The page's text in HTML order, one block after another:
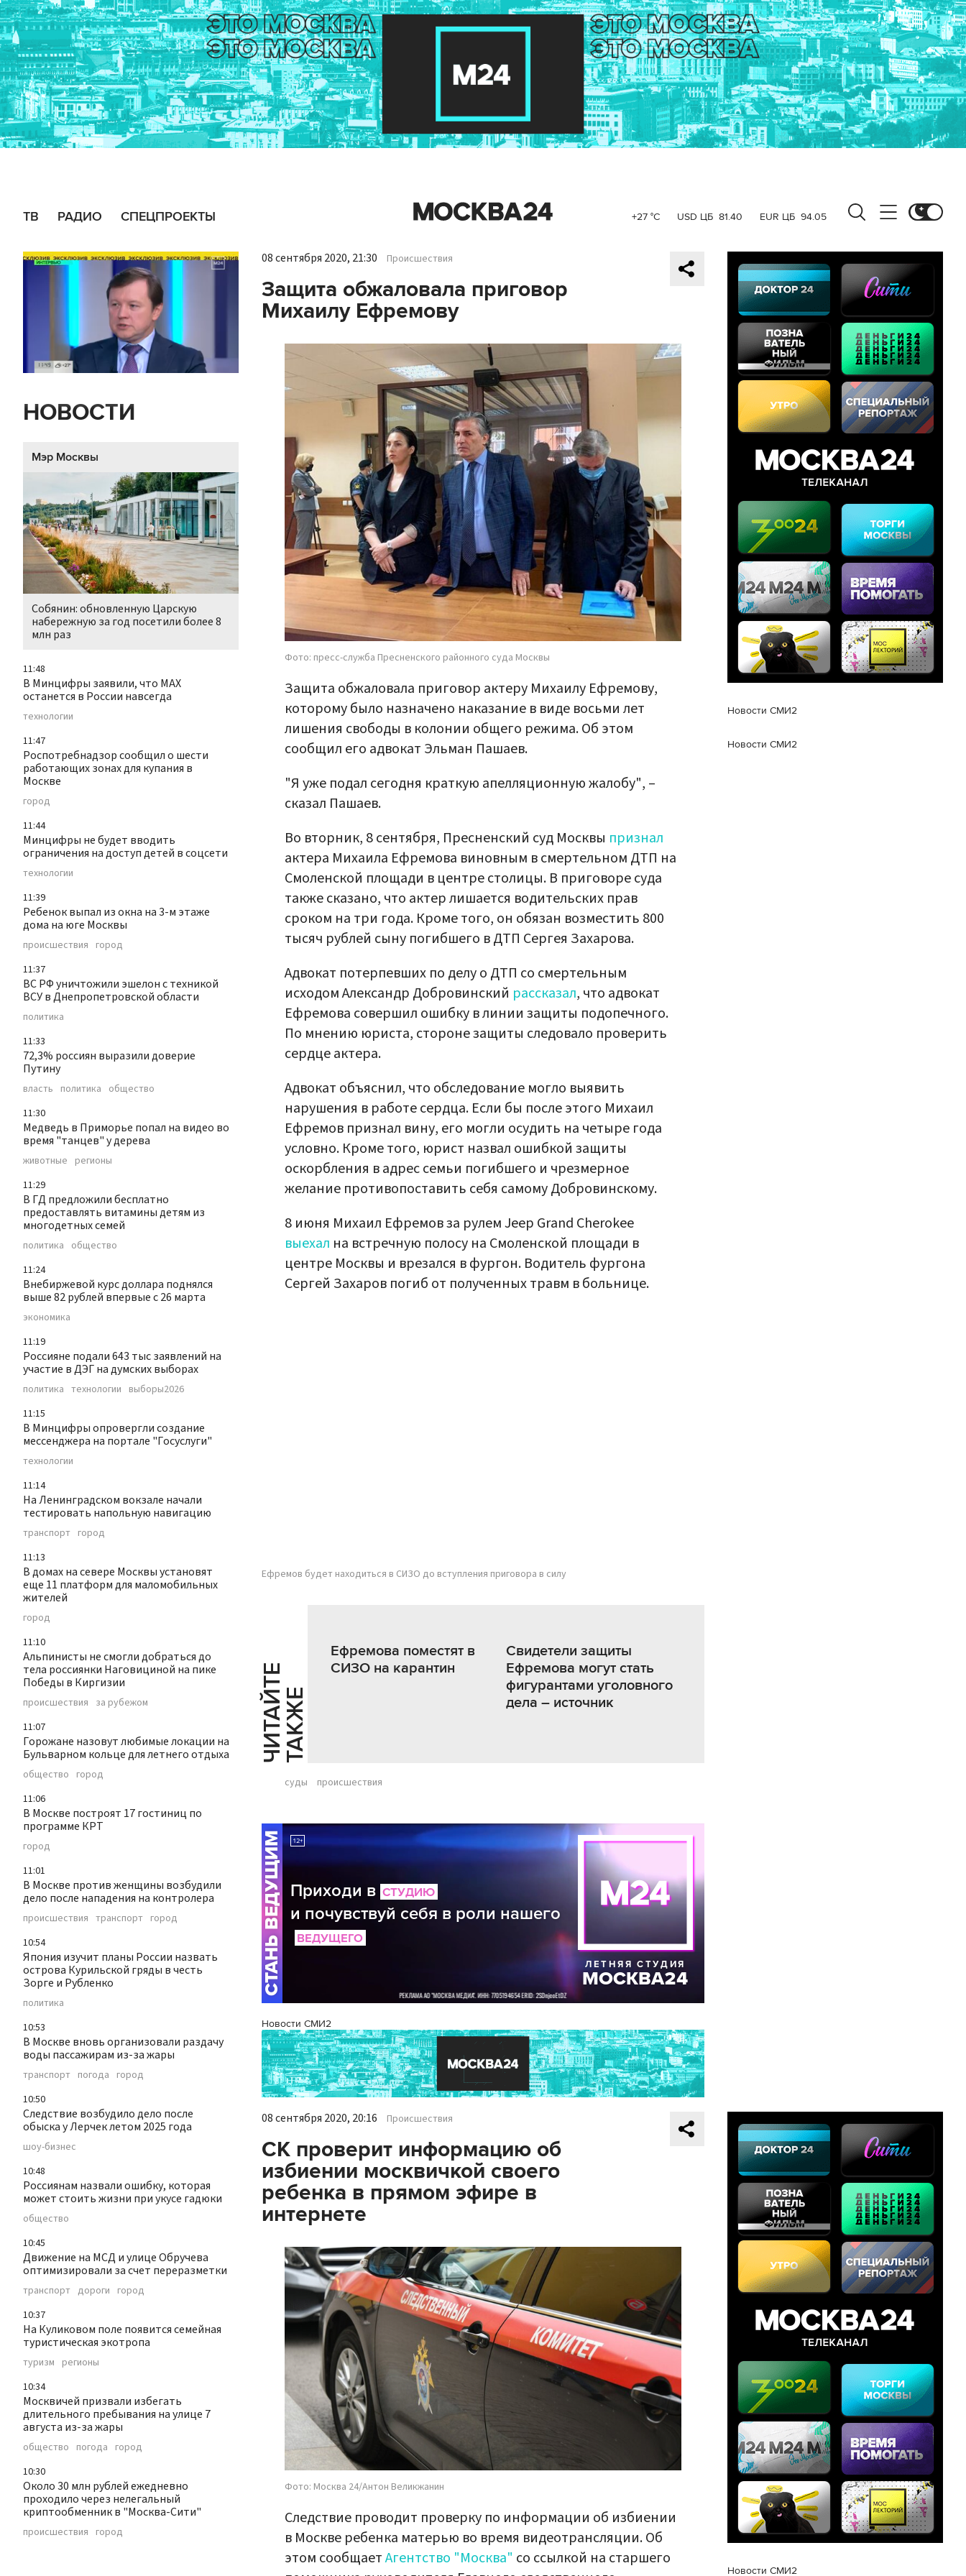
ТВ РАДИО СПЕЦПРОЕКТЫ +27 °C USD ЦБ 81.40 EUR ЦБ 94.05
НОВОСТИ
Мэр Москвы
Собянин: обновленную Царскую
набережную за год посетили более 8
млн раз
11:48
В Минцифры заявили, что МАХ
останется в России навсегда
технологии
11:47
Роспотребнадзор сообщил о шести
работающих зонах для купания в
Москве
город
11:44
Минцифры не будет вводить
ограничения на доступ детей в соцсети
технологии
11:39
Ребенок выпал из окна на 3-м этаже
дома на юге Москвы
происшествия город
11:37
ВС РФ уничтожили эшелон с техникой
ВСУ в Днепропетровской области
политика
11:33
72,3% россиян выразили доверие
Путину
власть политика общество
11:30
Медведь в Приморье попал на видео во
время "танцев" у дерева
животные регионы
11:29
В ГД предложили бесплатно
предоставлять витамины детям из
многодетных семей
политика общество
11:24
Внебиржевой курс доллара поднялся
выше 82 рублей впервые с 26 марта
экономика
11:19
Россияне подали 643 тыс заявлений на
участие в ДЭГ на думских выборах
политика технологии выборы2026
11:15
В Минцифры опровергли создание
мессенджера на портале "Госуслуги"
технологии
11:14
На Ленинградском вокзале начали
тестировать напольную навигацию
транспорт город
11:13
В домах на севере Москвы установят
еще 11 платформ для маломобильных
жителей
город
11:10
Альпинисты не смогли добраться до
тела россиянки Наговициной на пике
Победы в Киргизии
происшествия за рубежом
11:07
Горожане назовут любимые локации на
Бульварном кольце для летнего отдыха
общество город
11:06
В Москве построят 17 гостиниц по
программе КРТ
город
11:01
В Москве против женщины возбудили
дело после нападения на контролера
происшествия транспорт город
10:54
Япония изучит планы России назвать
острова Курильской гряды в честь
Зорге и Рубленко
политика
10:53
В Москве вновь организовали раздачу
воды пассажирам из-за жары
транспорт погода город
10:50
Следствие возбудило дело после
обыска у Лерчек летом 2025 года
шоу-бизнес
10:48
Россиянам назвали ошибку, которая
может стоить жизни при укусе гадюки
общество
10:45
Движение на МСД и улице Обручева
оптимизировали за счет переразметки
транспорт дороги город
10:37
На Куликовом поле появится семейная
туристическая экотропа
туризм регионы
10:34
Москвичей призвали избегать
длительного пребывания на улице 7
августа из-за жары
общество погода город
10:30
Около 30 млн рублей ежедневно
проходило через нелегальный
криптообменник в "Москва-Сити"
происшествия город
08 сентября 2020, 21:30 Происшествия
Защита обжаловала приговор
Михаилу Ефремову
Фото: пресс-служба Пресненского районного суда Москвы
Защита обжаловала приговор актеру Михаилу Ефремову,
которому было назначено наказание в виде восьми лет
лишения свободы в колонии общего режима. Об этом
сообщил его адвокат Эльман Пашаев.
"Я уже подал сегодня краткую апелляционную жалобу", –
сказал Пашаев.
Во вторник, 8 сентября, Пресненский суд Москвы признал
актера Михаила Ефремова виновным в смертельном ДТП на
Смоленской площади в центре столицы. В приговоре суда
также сказано, что актер лишается водительских прав
сроком на три года. Кроме того, он обязан возместить 800
тысяч рублей сыну погибшего в ДТП Сергея Захарова.
Адвокат потерпевших по делу о ДТП со смертельным
исходом Александр Добровинский рассказал, что адвокат
Ефремова совершил ошибку в линии защиты подопечного.
По мнению юриста, стороне защиты следовало проверить
сердце актера.
Адвокат объяснил, что обследование могло выявить
нарушения в работе сердца. Если бы после этого Михаил
Ефремов признал вину, его могли осудить на четыре года
условно. Кроме того, юрист назвал ошибкой защиты
оскорбления в адрес семьи погибшего и чрезмерное
желание противопоставить себя самому Добровинскому.
8 июня Михаил Ефремов за рулем Jeep Grand Cherokee
выехал на встречную полосу на Смоленской площади в
центре Москвы и врезался в фургон. Водитель фургона
Сергей Захаров погиб от полученных травм в больнице.
Ефремов будет находиться в СИЗО до вступления приговора в силу
Ч
И
Т
АЙ
Т
Е
Т
А
К
ЖЕ
Ефремова поместят в
СИЗО на карантин
Свидетели защиты
Ефремова могут стать
фигурантами уголовного
дела – источник
суды происшествия
Новости СМИ2
Новости СМИ2
Новости СМИ2
08 сентября 2020, 20:16 Происшествия
СК проверит информацию об
избиении москвичкой своего
ребенка в прямом эфире в
интернете
Фото: Москва 24/Антон Великжанин
Следствие проводит проверку по информации об избиении
в Москве ребенка матерью во время видеотрансляции. Об
этом сообщаетАгентство "Москва" со ссылкой на старшего
Новости СМИ2